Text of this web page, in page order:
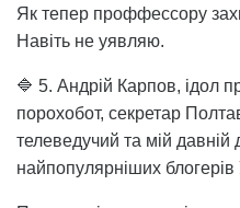
Як тепер проффессору
Навіть не уявляю.
🔷 5. Андрій Карпов, ідол
порохобот, секретар
телеведучий та мій давній
найпопулярніших блогерів